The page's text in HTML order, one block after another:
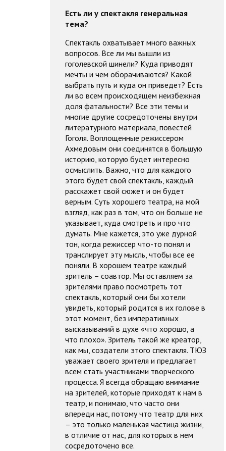
Есть ли у спектакля генеральная
тема?
Спектакль охватывает много важных
вопросов. Все ли мы вышли из
гоголевской шинели? Куда приводят
мечты и чем оборачиваются? Какой
выбрать путь и куда он приведет? Есть
ли во всем происходящем неизбежная
доля фатальности? Все эти темы и
многие другие сосредоточены внутри
литературного материала, повестей
Гоголя. Воплощенные режиссером
Ахмедовым они соединятся в большую
историю, которую будет интересно
осмыслить. Важно, что для каждого
этого будет свой спектакль, каждый
расскажет свой сюжет и он будет
верным. Суть хорошего театра, на мой
взгляд, как раз в том, что он больше не
указывает, куда смотреть и про что
думать. Мне кажется, это уже дурной
тон, когда режиссер что-то понял и
транслирует эту мысль, чтобы все ее
поняли. В хорошем театре каждый
зритель – соавтор. Мы оставляем за
зрителями право посмотреть тот
спектакль, который они бы хотели
увидеть, который родится в их голове в
этот момент, без императивных
высказываний в духе «что хорошо, а
что плохо». Зритель такой же креатор,
как мы, создатели этого спектакля. ТЮЗ
уважает своего зрителя и предлагает
всем стать участниками творческого
процесса. Я всегда обращаю внимание
на зрителей, которые приходят к нам в
театр, и понимаю, что часто они
впереди нас, потому что театр для них
– это только маленькая частица жизни,
в отличие от нас, для которых в нем
сосредоточено все.